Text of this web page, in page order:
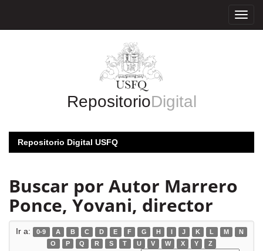
RepositorioDigital
Repositorio Digital USFQ
Buscar por Autor Marrero
Ponce, Yovani, director
Ir a: 0-9 A B C D E F G H I J K L M
N
O
P Q R S T U V W X Y Z